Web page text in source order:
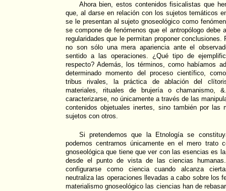
Ahora bien, estos contenidos fisicalistas que
que, al darse en relación con los sujetos temáticos
se le presentan al sujeto gnoseológico como
se compone de fenómenos que el antropólogo debe
regularidades que le permitan proponer
no son sólo una mera apariencia ante el
sentido a las operaciones. ¿Qué tipo de
respecto? Además, los términos, como habíamos
determinado momento del proceso científico,
tribus rivales, la práctica de ablación del
materiales, rituales de brujería o chamanismo,
caracterizarse, no únicamente a través de las
contenidos objetuales inertes, sino también por las
sujetos con otros.
Si pretendemos que la Etnología se
podemos centrarnos únicamente en el mero trato
gnoseológica que tiene que ver con las esencias es
desde el punto de vista de las ciencias
configurarse como ciencia cuando alcanza
neutraliza las operaciones llevadas a cabo sobre los
materialismo gnoseológico las ciencias han de